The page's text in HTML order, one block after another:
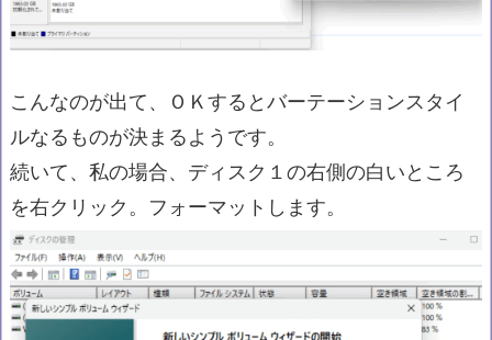
こんなのが出て、ＯＫするとバーテーションスタイ
ルなるものが決まるようです。
続いて、私の場合、ディスク１の右側の白いところ
を右クリック。フォーマットします。